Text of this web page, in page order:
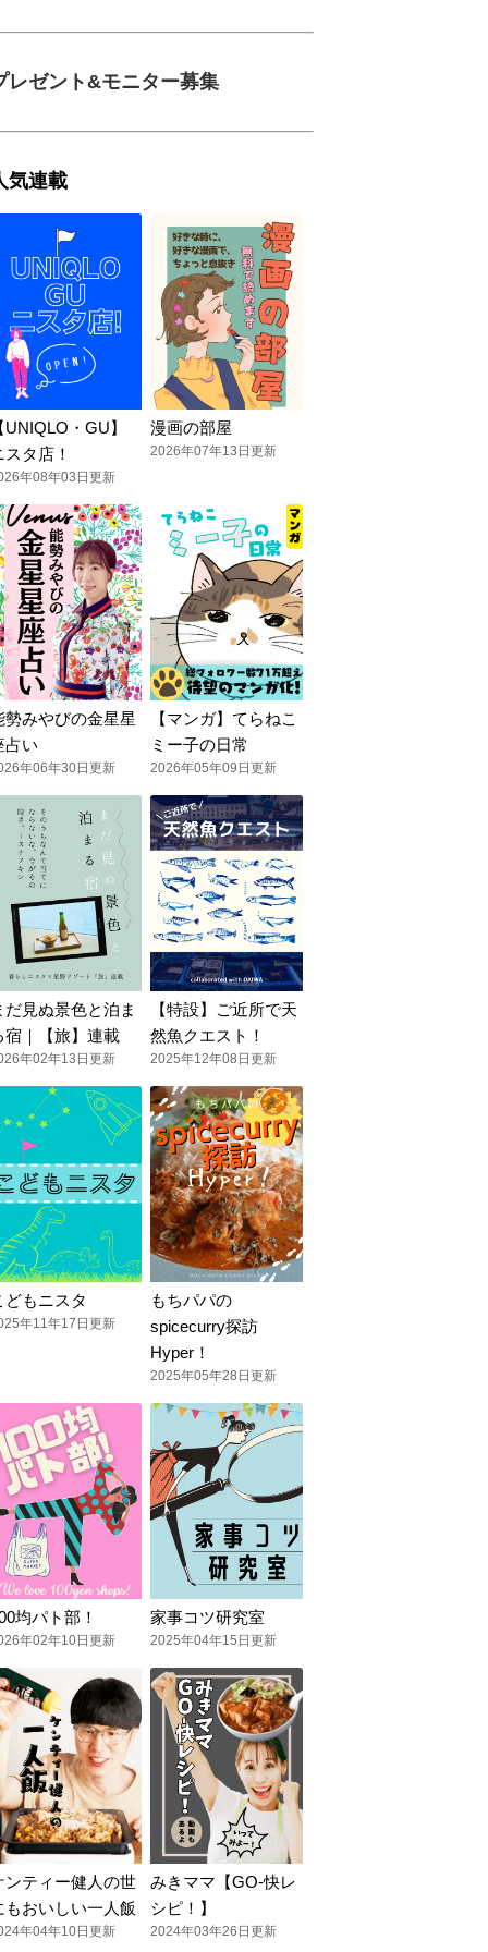
レゼント&モニター募集
気連載
UNIQLO・GU】
スタ店！
年08年03日更新
漫画の部屋
2026年07年13日更新
勢みやびの金星星
占い
年06年30日更新
【マンガ】てらねこ
ミー子の日常
2026年05年09日更新
だ見ぬ景色と泊ま
宿｜【旅】連載
年02年13日更新
【特設】ご近所で天
然魚クエスト！
2025年12年08日更新
どもニスタ
年11年17日更新
もちパパの
spicecurry探訪
Hyper！
2025年05年28日更新
均パト部！
年02年10日更新
家事コツ研究室
2025年04年15日更新
ンティー健人の世
もおいしい一人飯
年04年10日更新
みきママ【GO-快レ
シピ！】
2024年03年26日更新